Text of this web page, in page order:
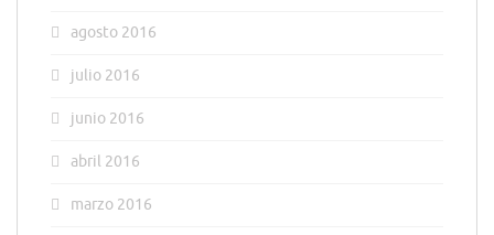
agosto 2016
julio 2016
junio 2016
abril 2016
marzo 2016